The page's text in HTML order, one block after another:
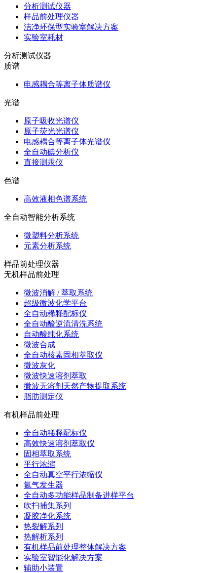
分析测试仪器
样品前处理仪器
洁净环保型实验室解决方案
实验室耗材
分析测试仪器
质谱
电感耦合等离子体质谱仪
光谱
原子吸收光谱仪
原子荧光光谱仪
电感耦合等离子体光谱仪
全自动碘分析仪
直接测汞仪
色谱
高效液相色谱系统
全自动智能分析系统
微塑料分析系统
元素分析系统
样品前处理仪器
无机样品前处理
微波消解 / 萃取系统
超级微波化学平台
全自动稀释配标仪
全自动酸逆流清洗系统
自动酸纯化系统
微波合成
全自动核素固相萃取仪
微波灰化
微波快速溶剂萃取
微波无溶剂天然产物提取系统
脂肪测定仪
有机样品前处理
全自动稀释配标仪
高效快速溶剂萃取仪
固相萃取系统
平行浓缩
全自动真空平行浓缩仪
氮气发生器
全自动多功能样品制备进样平台
吹扫捕集系列
凝胶净化系统
热裂解系列
热解析系列
有机样品前处理整体解决方案
实验室智能化解决方案
辅助小装置